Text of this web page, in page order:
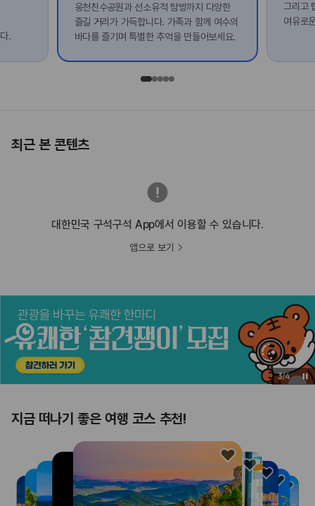
.
웅천친수공원과 선소유적 탐방까지 다양한
즐길 거리가 가득합니다. 가족과 함께 여수의
바다를 즐기며 특별한 추억을 만들어보세요.
그리고
여유로
최근 본 콘텐츠
대한민국 구석구석 App에서 이용할 수 있습니다.
앱으로 보기
3/4
지금 떠나기 좋은 여행 코스 추천!